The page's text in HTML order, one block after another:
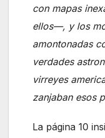
con mapas
ellos—, y los
amontonadas
verdades
virreyes
zanjaban esos
La página 10